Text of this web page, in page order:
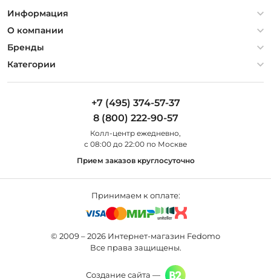
Информация
Политика конфиденциальности
Гарантия
Оплата и доставка
О компании
О компании
Контакты
Бренды
Artelamp
Категории
Люстры
Уличные светильники
+7 (495) 374-57-37
8 (800) 222-90-57
Колл-центр eжедневно,
с 08:00 до 22:00 по Москве
Прием заказов круглосуточно
Принимаем к оплате:
© 2009 – 2026 Интернет-магазин Fedomo
Все права защищены.
Создание сайта —